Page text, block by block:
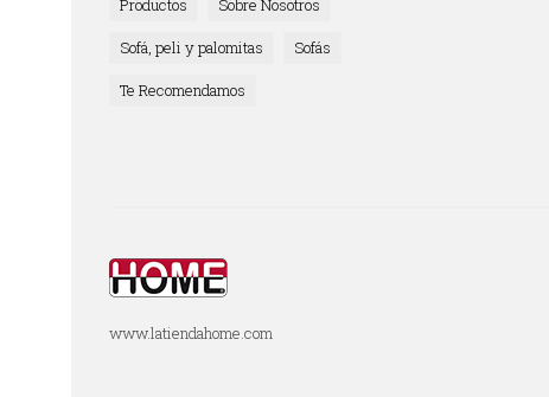
Productos
Sobre Nosotros
Sofá, peli y palomitas
Sofás
Te Recomendamos
www.latiendahome.com